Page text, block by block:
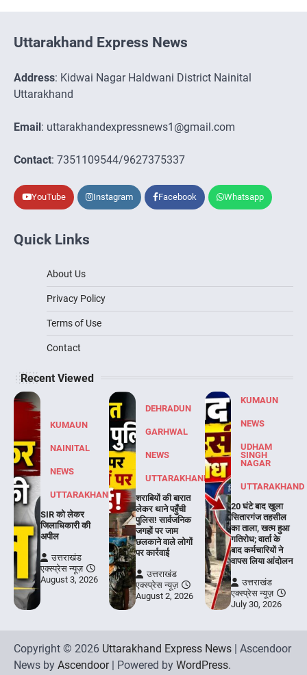
Uttarakhand Express News
Address: Kidwai Nagar Haldwani District Nainital
Uttarakhand
Email: uttarakhandexpressnews1@gmail.com
Contact: 7351109544/9627375337
YouTube Instagram Facebook Whatsapp
Quick Links
About Us
Privacy Policy
Terms of Use
Contact
Recent Viewed
KUMAUN
NAINITAL
NEWS
UTTARAKHAND
SIR को लेकर
जिलाधिकारी की
अपील
उत्तराखंड
एक्स्प्रेस न्यूज़
August 3, 2026
DEHRADUN
GARHWAL
NEWS
UTTARAKHAND
शराबियों की बारात
लेकर थाने पहुँची
पुलिस! सार्वजनिक
जगहों पर जाम
छलकाने वाले लोगों
पर कार्रवाई
उत्तराखंड
एक्स्प्रेस न्यूज़
August 2, 2026
KUMAUN
NEWS
UDHAM
SINGH
NAGAR
UTTARAKHAND
20 घंटे बाद खुला
सितारगंज तहसील
का ताला, खत्म हुआ
गतिरोध; वार्ता के
बाद कर्मचारियों ने
वापस लिया आंदोलन
उत्तराखंड
एक्स्प्रेस न्यूज़
July 30, 2026
Copyright © 2026 Uttarakhand Express News | Ascendoor
News by Ascendoor| Powered by WordPress.